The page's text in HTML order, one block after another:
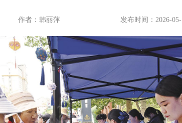
作者： 韩丽萍 发布时间：2026-